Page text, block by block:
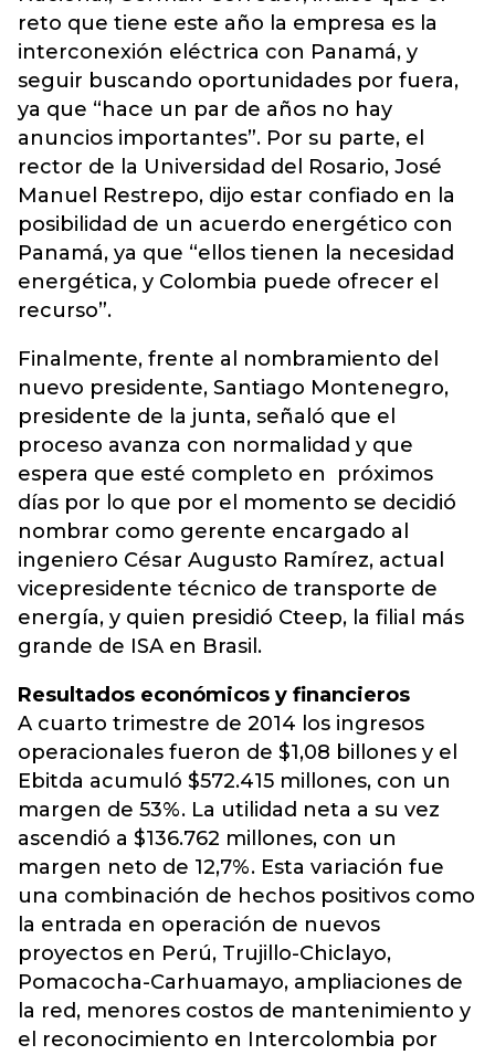
reto que tiene este año la empresa es la
interconexión eléctrica con Panamá, y
seguir buscando oportunidades por fuera,
ya que “hace un par de años no hay
anuncios importantes”. Por su parte, el
rector de la Universidad del Rosario, José
Manuel Restrepo, dijo estar confiado en la
posibilidad de un acuerdo energético con
Panamá, ya que “ellos tienen la necesidad
energética, y Colombia puede ofrecer el
recurso”.
Finalmente, frente al nombramiento del
nuevo presidente, Santiago Montenegro,
presidente de la junta, señaló que el
proceso avanza con normalidad y que
espera que esté completo en próximos
días por lo que por el momento se decidió
nombrar como gerente encargado al
ingeniero César Augusto Ramírez, actual
vicepresidente técnico de transporte de
energía, y quien presidió Cteep, la filial más
grande de ISA en Brasil.
Resultados económicos y financieros
A cuarto trimestre de 2014 los ingresos
operacionales fueron de $1,08 billones y el
Ebitda acumuló $572.415 millones, con un
margen de 53%. La utilidad neta a su vez
ascendió a $136.762 millones, con un
margen neto de 12,7%. Esta variación fue
una combinación de hechos positivos como
la entrada en operación de nuevos
proyectos en Perú, Trujillo-Chiclayo,
Pomacocha-Carhuamayo, ampliaciones de
la red, menores costos de mantenimiento y
el reconocimiento en Intercolombia por